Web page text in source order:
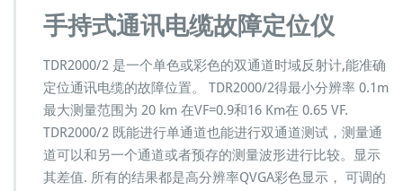
g
g
e
r
T
D
R
2
0
0
手持式通讯电缆故障定位仪
TDR2000/2 是一个单色或彩色的双通道时域反射计,能准确
定位通讯电缆的故障位置。 TDR2000/2得最小分辨率 0.1m
最大测量范围为 20 km 在VF=0.9和16 Km在 0.65 VF.
TDR2000/2 既能进行单通道也能进行双通道测试，测量通
道可以和另一个通道或者预存的测量波形进行比较。显示
其差值. 所有的结果都是高分辨率QVGA彩色显示， 可调的